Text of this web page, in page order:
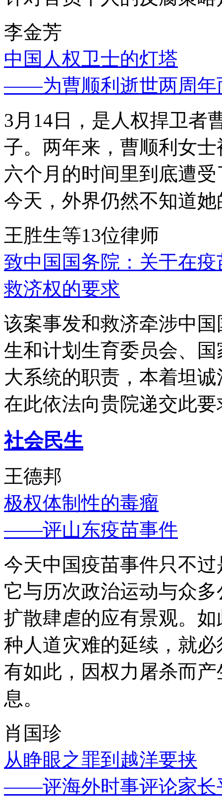
李金芳
中国人权卫士的灯塔
——为曹顺利逝世两周年
3月14日，是人权捍卫者
子。两年来，曹顺利女
六个月的时间里到底遭
今天，外界仍然不知道
王胜生等13位律师
致中国国务院：关于在
救济权的要求
该案事发和救济牵涉中
生和计划生育委员会、
大系统的职责，本着坦
在此依法向贵院递交此要
社会民生
王德邦
极权体制性的毒瘤
——评山东疫苗事件
今天中国疫苗事件只不
它与历次政治运动与众
扩散肆虐的应有景观。
种人道灾难的延续，就
有如此，因权力屠杀而
息。
肖国珍
从睁眼之罪到越洋要挟
——评海外时事评论家长